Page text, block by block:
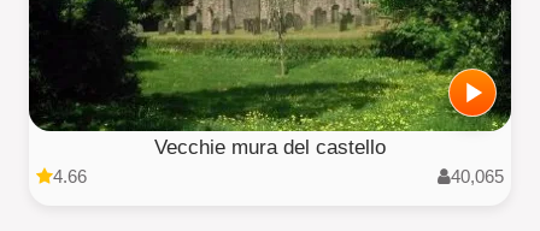
Vecchie mura del castello
4.66 40,065